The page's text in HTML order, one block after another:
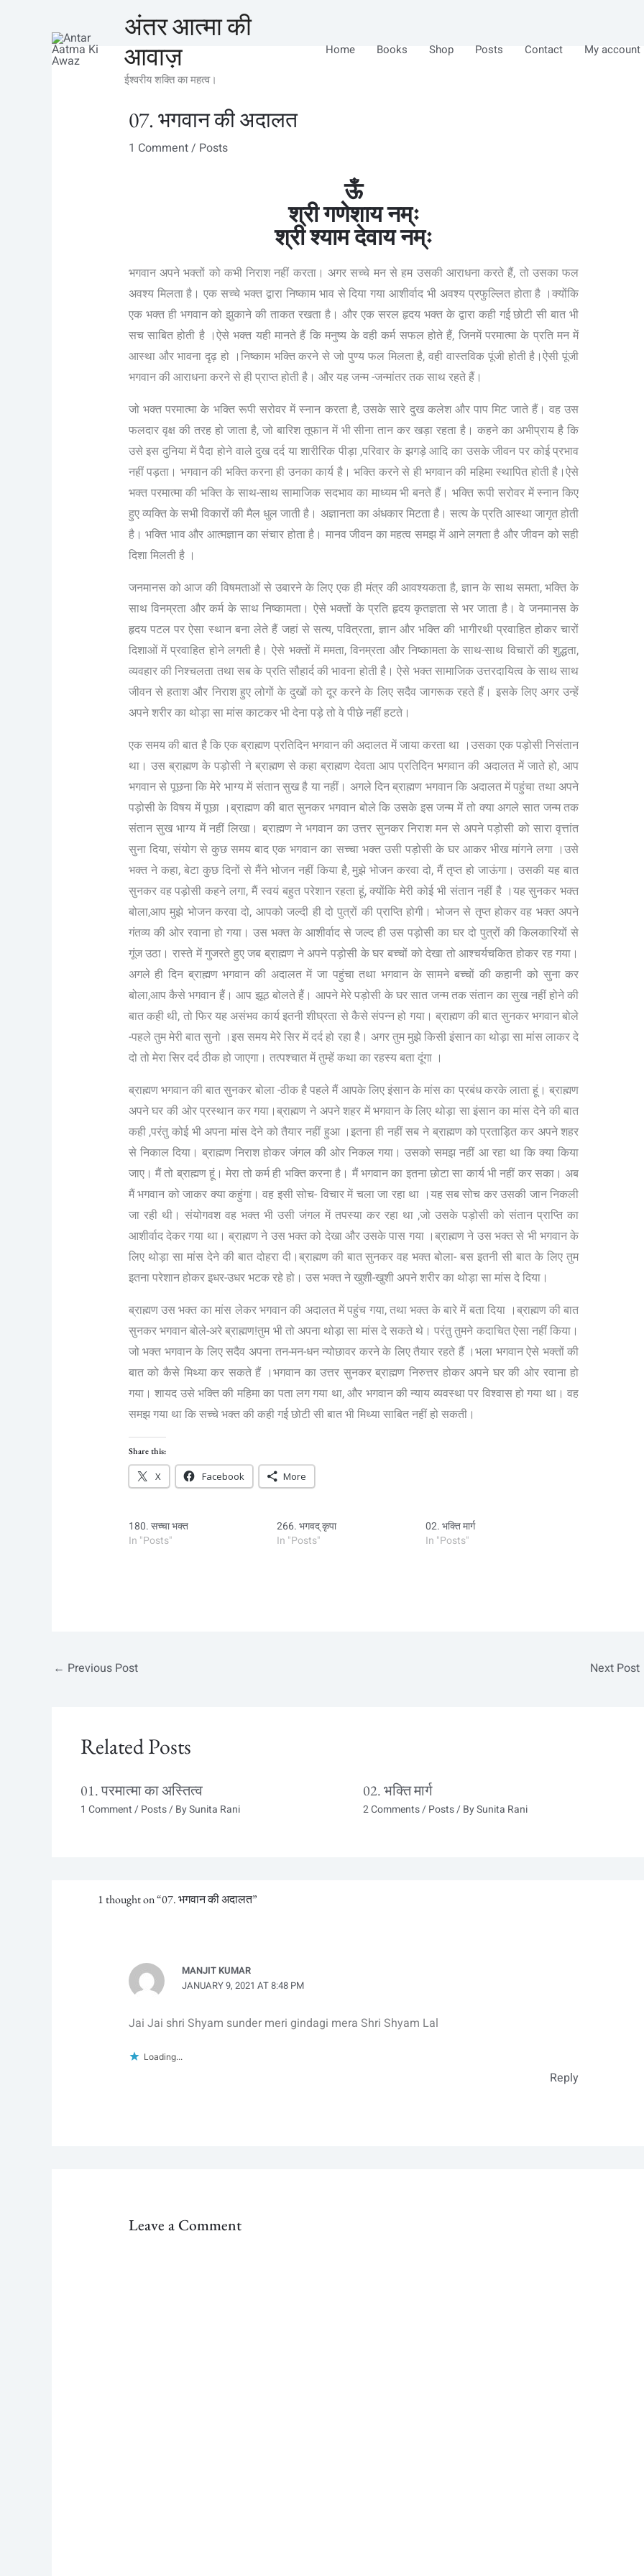
अंतर आत्मा की
आवाज़
ईश्वरीय शक्ति का महत्व।
Home Books Shop Posts Contact My account
07. भगवान की अदालत
1 Comment/ Posts
ऊँ
श्री गणेशाय नम्ः
श्री श्याम देवाय नम्ः
भगवान अपने भक्तों को कभी निराश नहीं करता। अगर सच्चे मन से हम उसकी आराधना करते हैं, तो उसका फल
अवश्य मिलता है। एक सच्चे भक्त द्वारा निष्काम भाव से दिया गया आशीर्वाद भी अवश्य प्रफुल्लित होता है ।क्योंकि
एक भक्त ही भगवान को झुकाने की ताकत रखता है। और एक सरल हृदय भक्त के द्वारा कही गई छोटी सी बात भी
सच साबित होती है ।ऐसे भक्त यही मानते हैं कि मनुष्य के वही कर्म सफल होते हैं, जिनमें परमात्मा के प्रति मन में
आस्था और भावना दृढ़ हो ।निष्काम भक्ति करने से जो पुण्य फल मिलता है, वही वास्तविक पूंजी होती है।ऐसी पूंजी
भगवान की आराधना करने से ही प्राप्त होती है। और यह जन्म -जन्मांतर तक साथ रहते हैं।
जो भक्त परमात्मा के भक्ति रूपी सरोवर में स्नान करता है, उसके सारे दुख कलेश और पाप मिट जाते हैं। वह उस
फलदार वृक्ष की तरह हो जाता है, जो बारिश तूफान में भी सीना तान कर खड़ा रहता है। कहने का अभीप्राय है कि
उसे इस दुनिया में पैदा होने वाले दुख दर्द या शारीरिक पीड़ा ,परिवार के झगड़े आदि का उसके जीवन पर कोई प्रभाव
नहीं पड़ता। भगवान की भक्ति करना ही उनका कार्य है। भक्ति करने से ही भगवान की महिमा स्थापित होती है।ऐसे
भक्त परमात्मा की भक्ति के साथ-साथ सामाजिक सदभाव का माध्यम भी बनते हैं। भक्ति रूपी सरोवर में स्नान किए
हुए व्यक्ति के सभी विकारों की मैल धुल जाती है। अज्ञानता का अंधकार मिटता है। सत्य के प्रति आस्था जागृत होती
है। भक्ति भाव और आत्मज्ञान का संचार होता है। मानव जीवन का महत्व समझ में आने लगता है और जीवन को सही
दिशा मिलती है ।
जनमानस को आज की विषमताओं से उबारने के लिए एक ही मंत्र की आवश्यकता है, ज्ञान के साथ समता, भक्ति के
साथ विनम्रता और कर्म के साथ निष्कामता। ऐसे भक्तों के प्रति हृदय कृतज्ञता से भर जाता है। वे जनमानस के
हृदय पटल पर ऐसा स्थान बना लेते हैं जहां से सत्य, पवित्रता, ज्ञान और भक्ति की भागीरथी प्रवाहित होकर चारों
दिशाओं में प्रवाहित होने लगती है। ऐसे भक्तों में ममता, विनम्रता और निष्कामता के साथ-साथ विचारों की शुद्धता,
व्यवहार की निश्चलता तथा सब के प्रति सौहार्द की भावना होती है। ऐसे भक्त सामाजिक उत्तरदायित्व के साथ साथ
जीवन से हताश और निराश हुए लोगों के दुखों को दूर करने के लिए सदैव जागरूक रहते हैं। इसके लिए अगर उन्हें
अपने शरीर का थोड़ा सा मांस काटकर भी देना पड़े तो वे पीछे नहीं हटते।
एक समय की बात है कि एक ब्राह्मण प्रतिदिन भगवान की अदालत में जाया करता था ।उसका एक पड़ोसी निसंतान
था। उस ब्राह्मण के पड़ोसी ने ब्राह्मण से कहा ब्राह्मण देवता आप प्रतिदिन भगवान की अदालत में जाते हो, आप
भगवान से पूछना कि मेरे भाग्य में संतान सुख है या नहीं। अगले दिन ब्राह्मण भगवान कि अदालत में पहुंचा तथा अपने
पड़ोसी के विषय में पूछा ।ब्राह्मण की बात सुनकर भगवान बोले कि उसके इस जन्म में तो क्या अगले सात जन्म तक
संतान सुख भाग्य में नहीं लिखा। ब्राह्मण ने भगवान का उत्तर सुनकर निराश मन से अपने पड़ोसी को सारा वृत्तांत
सुना दिया, संयोग से कुछ समय बाद एक भगवान का सच्चा भक्त उसी पड़ोसी के घर आकर भीख मांगने लगा ।उसे
भक्त ने कहा, बेटा कुछ दिनों से मैंने भोजन नहीं किया है, मुझे भोजन करवा दो, मैं तृप्त हो जाऊंगा। उसकी यह बात
सुनकर वह पड़ोसी कहने लगा, मैं स्वयं बहुत परेशान रहता हूं, क्योंकि मेरी कोई भी संतान नहीं है ।यह सुनकर भक्त
बोला,आप मुझे भोजन करवा दो, आपको जल्दी ही दो पुत्रों की प्राप्ति होगी। भोजन से तृप्त होकर वह भक्त अपने
गंतव्य की ओर रवाना हो गया। उस भक्त के आशीर्वाद से जल्द ही उस पड़ोसी का घर दो पुत्रों की किलकारियों से
गूंज उठा। रास्ते में गुजरते हुए जब ब्राह्मण ने अपने पड़ोसी के घर बच्चों को देखा तो आश्चर्यचकित होकर रह गया।
अगले ही दिन ब्राह्मण भगवान की अदालत में जा पहुंचा तथा भगवान के सामने बच्चों की कहानी को सुना कर
बोला,आप कैसे भगवान हैं। आप झूठ बोलते हैं। आपने मेरे पड़ोसी के घर सात जन्म तक संतान का सुख नहीं होने की
बात कही थी, तो फिर यह असंभव कार्य इतनी शीघ्रता से कैसे संपन्न हो गया। ब्राह्मण की बात सुनकर भगवान बोले
-पहले तुम मेरी बात सुनो ।इस समय मेरे सिर में दर्द हो रहा है। अगर तुम मुझे किसी इंसान का थोड़ा सा मांस लाकर दे
दो तो मेरा सिर दर्द ठीक हो जाएगा। तत्पश्चात में तुम्हें कथा का रहस्य बता दूंगा ।
ब्राह्मण भगवान की बात सुनकर बोला -ठीक है पहले मैं आपके लिए इंसान के मांस का प्रबंध करके लाता हूं। ब्राह्मण
अपने घर की ओर प्रस्थान कर गया।ब्राह्मण ने अपने शहर में भगवान के लिए थोड़ा सा इंसान का मांस देने की बात
कही ,परंतु कोई भी अपना मांस देने को तैयार नहीं हुआ ।इतना ही नहीं सब ने ब्राह्मण को प्रताड़ित कर अपने शहर
से निकाल दिया। ब्राह्मण निराश होकर जंगल की ओर निकल गया। उसको समझ नहीं आ रहा था कि क्या किया
जाए। मैं तो ब्राह्मण हूं। मेरा तो कर्म ही भक्ति करना है। मैं भगवान का इतना छोटा सा कार्य भी नहीं कर सका। अब
मैं भगवान को जाकर क्या कहुंगा। वह इसी सोच- विचार में चला जा रहा था ।यह सब सोच कर उसकी जान निकली
जा रही थी। संयोगवश वह भक्त भी उसी जंगल में तपस्या कर रहा था ,जो उसके पड़ोसी को संतान प्राप्ति का
आशीर्वाद देकर गया था। ब्राह्मण ने उस भक्त को देखा और उसके पास गया ।ब्राह्मण ने उस भक्त से भी भगवान के
लिए थोड़ा सा मांस देने की बात दोहरा दी।ब्राह्मण की बात सुनकर वह भक्त बोला- बस इतनी सी बात के लिए तुम
इतना परेशान होकर इधर-उधर भटक रहे हो। उस भक्त ने खुशी-खुशी अपने शरीर का थोड़ा सा मांस दे दिया।
ब्राह्मण उस भक्त का मांस लेकर भगवान की अदालत में पहुंच गया, तथा भक्त के बारे में बता दिया ।ब्राह्मण की बात
सुनकर भगवान बोले-अरे ब्राह्मण!तुम भी तो अपना थोड़ा सा मांस दे सकते थे। परंतु तुमने कदाचित ऐसा नहीं किया।
जो भक्त भगवान के लिए सदैव अपना तन-मन-धन न्योछावर करने के लिए तैयार रहते हैं ।भला भगवान ऐसे भक्तों की
बात को कैसे मिथ्या कर सकते हैं ।भगवान का उत्तर सुनकर ब्राह्मण निरुत्तर होकर अपने घर की ओर रवाना हो
गया। शायद उसे भक्ति की महिमा का पता लग गया था, और भगवान की न्याय व्यवस्था पर विश्वास हो गया था। वह
समझ गया था कि सच्चे भक्त की कही गई छोटी सी बात भी मिथ्या साबित नहीं हो सकती।
Share this:
X Facebook More
180. सच्चा भक्त
In "Posts"
266. भगवद् कृपा
In "Posts"
02. भक्ति मार्ग
In "Posts"
← Previous Post Next Post
Related Posts
01. परमात्मा का अस्तित्व
1 Comment/Posts/ BySunita Rani
02. भक्ति मार्ग
2 Comments/Posts/ BySunita Rani
1 thought on “07. भगवान की अदालत”
MANJIT KUMAR
JANUARY 9, 2021 AT 8:48 PM
Jai Jai shri Shyam sunder meri gindagi mera Shri Shyam Lal
Loading...
Reply
Leave a Comment